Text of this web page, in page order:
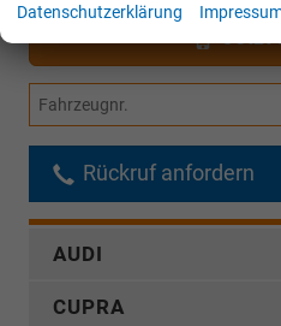
Fahrzeugnr.
Rückruf anfordern
AUDI
CUPRA
Datenschutzerklärung